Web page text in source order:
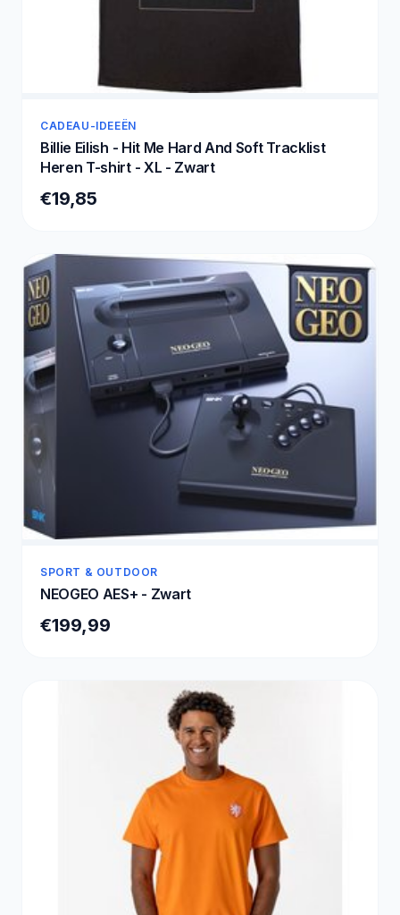
CADEAU-IDEEËN
Billie Eilish - Hit Me Hard And Soft Tracklist
Heren T-shirt - XL - Zwart
€19,85
SPORT & OUTDOOR
NEOGEO AES+ - Zwart
€199,99